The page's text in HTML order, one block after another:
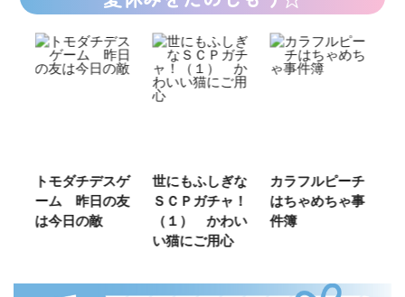
トモダチデスゲ
ーム 昨日の友
は今日の敵
世にもふしぎな
ＳＣＰガチャ！
（１） かわい
い猫にご用心
カラフルピーチ
はちゃめちゃ事
件簿
長浜
部！